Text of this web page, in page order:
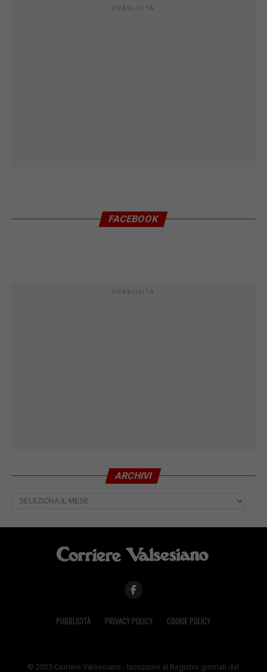
PUBBLICITÀ
FACEBOOK
PUBBLICITÀ
ARCHIVI
Archivi
PUBBLICITÀ PRIVACY POLICY COOKIE POLICY
© 2025 Corriere Valsesiano - Iscrizione al Registro giornali del